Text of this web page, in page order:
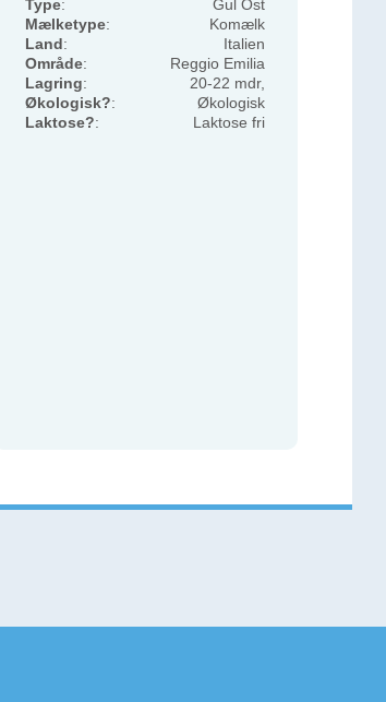
Type:
Gul Ost
Mælketype:
Komælk
Land:
Italien
Område:
Reggio Emilia
Lagring:
20-22 mdr,
Økologisk?:
Økologisk
Laktose?: Laktose fri